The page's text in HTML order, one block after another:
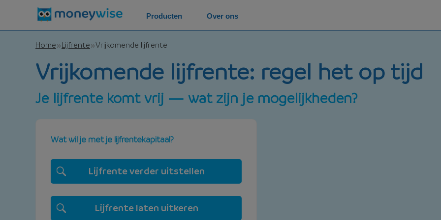
Home Lijfrente Vrijkomende lijfrente
Vrijkomende lijfrente: regel het op tijd
Je lijfrente komt vrij — wat zijn je mogelijkheden?
Wat wil je met je lijfrentekapitaal?
Lijfrente verder uitstellen
Lijfrente laten uitkeren
Producten Over ons